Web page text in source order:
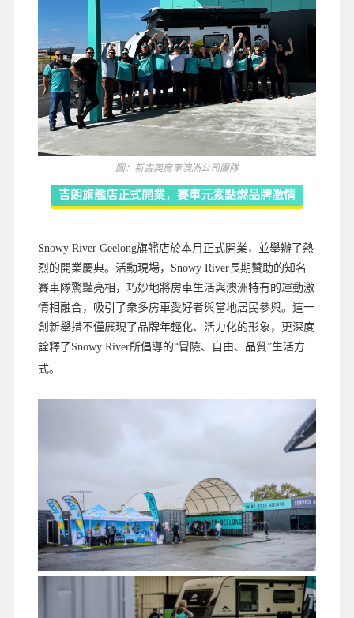
圖：新吉奧房車澳洲公司團隊
吉朗旗艦店正式開業，賽車元素點燃品牌激情
Snowy River Geelong旗艦店於本月正式開業，並舉辦了熱
烈的開業慶典。活動現場，Snowy River長期贊助的知名
賽車隊驚豔亮相，巧妙地將房車生活與澳洲特有的運動激
情相融合，吸引了衆多房車愛好者與當地居民參與。這一
創新舉措不僅展現了品牌年輕化、活力化的形象，更深度
詮釋了Snowy River所倡導的“冒險、自由、品質”生活方
式。